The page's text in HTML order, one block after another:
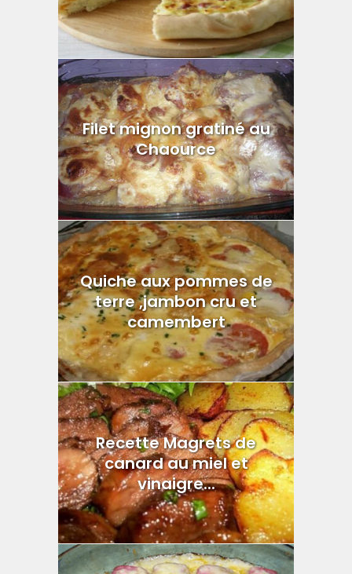
Filet mignon gratiné au
Chaource
Quiche aux pommes de
terre ,jambon cru et
camembert
Recette Magrets de
canard au miel et
vinaigre...